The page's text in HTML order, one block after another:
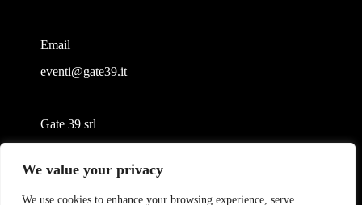
We value your privacy
We use cookies to enhance your browsing experience, serve
Gate 39 srl
P.Iva/CF 05384790282
Email
eventi@gate39.it